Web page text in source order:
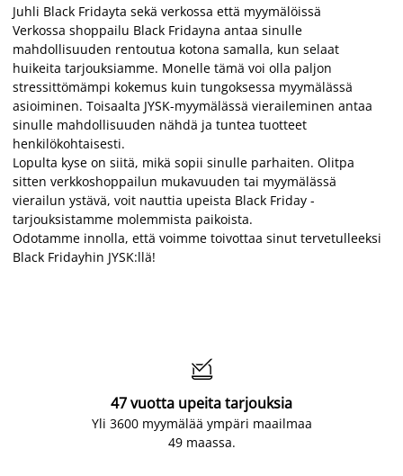
Juhli Black Fridayta sekä verkossa että myymälöissä
Verkossa shoppailu Black Fridayna antaa sinulle
mahdollisuuden rentoutua kotona samalla, kun selaat
huikeita tarjouksiamme. Monelle tämä voi olla paljon
stressittömämpi kokemus kuin tungoksessa myymälässä
asioiminen. Toisaalta JYSK-myymälässä vieraileminen antaa
sinulle mahdollisuuden nähdä ja tuntea tuotteet
henkilökohtaisesti.
Lopulta kyse on siitä, mikä sopii sinulle parhaiten. Olitpa
sitten verkkoshoppailun mukavuuden tai myymälässä
vierailun ystävä, voit nauttia upeista Black Friday -
tarjouksistamme molemmista paikoista.
Odotamme innolla, että voimme toivottaa sinut tervetulleeksi
Black Fridayhin JYSK:llä!

47 vuotta upeita tarjouksia
Yli 3600 myymälää ympäri maailmaa
49 maassa.